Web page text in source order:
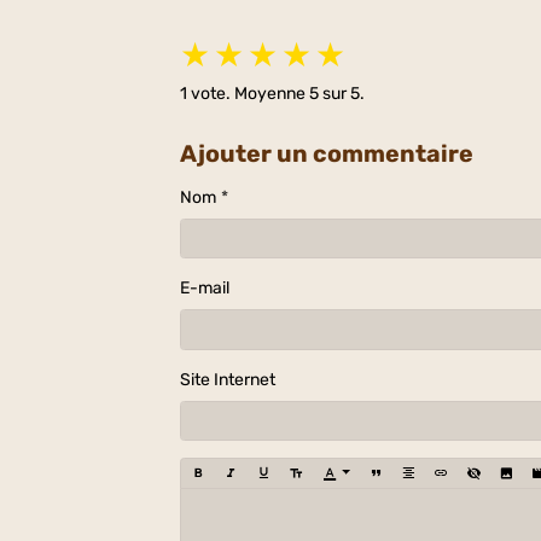
★ ★ ★ ★ ★
1 vote. Moyenne5sur 5.
Ajouter un commentaire
Nom
E-mail
Site Internet